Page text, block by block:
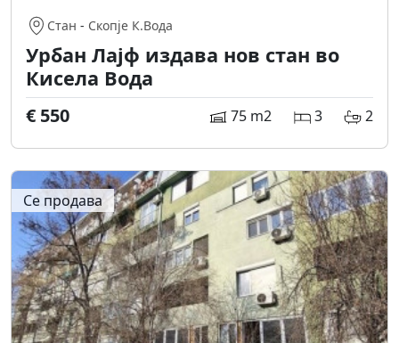
Стан - Скопје К.Вода
Урбан Лајф издава нов стан во
Кисела Вода
€ 550 75 m2 3 2
Се продава